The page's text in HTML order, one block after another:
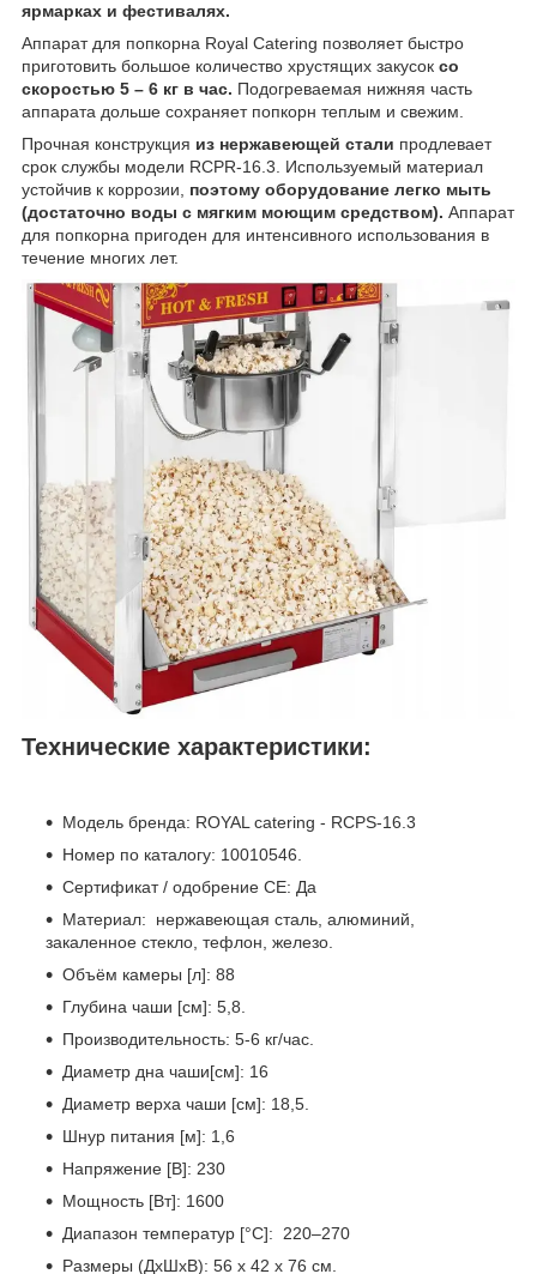
ярмарках и фестивалях.
Аппарат для попкорна Royal Catering позволяет быстро
приготовить большое количество хрустящих закусок со
скоростью 5 – 6 кг в час. Подогреваемая нижняя часть
аппарата дольше сохраняет попкорн теплым и свежим.
Прочная конструкция из нержавеющей стали продлевает
срок службы модели RCPR-16.3. Используемый материал
устойчив к коррозии, поэтому оборудование легко мыть
(достаточно воды с мягким моющим средством). Аппарат
для попкорна пригоден для интенсивного использования в
течение многих лет.
Технические характеристики:
Модель бренда: ROYAL catering - RCPS-16.3
Номер по каталогу: 10010546.
Сертификат / одобрение CE: Да
Материал: нержавеющая сталь, алюминий,
закаленное стекло, тефлон, железо.
Объём камеры [л]: 88
Глубина чаши [см]: 5,8.
Производительность: 5-6 кг/час.
Диаметр дна чаши[см]: 16
Диаметр верха чаши [см]: 18,5.
Шнур питания [м]: 1,6
Напряжение [В]: 230
Мощность [Вт]: 1600
Диапазон температур [°C]: 220–270
Размеры (ДхШхВ): 56 х 42 х 76 см.